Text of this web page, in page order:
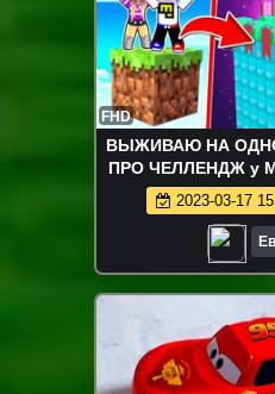
FHD
ВЫЖИВАЮ НА
ПРО ЧЕЛЛЕНДЖ у
БЛОК в
2023-03-17